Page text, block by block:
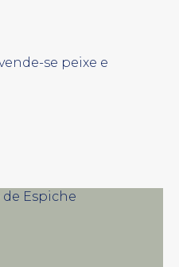
se peixe e